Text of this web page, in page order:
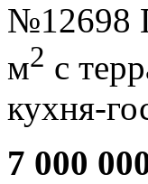
№12698
м2 с
кухня-
7 000